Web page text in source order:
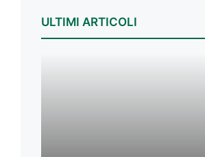
ULTIMI ARTICOLI